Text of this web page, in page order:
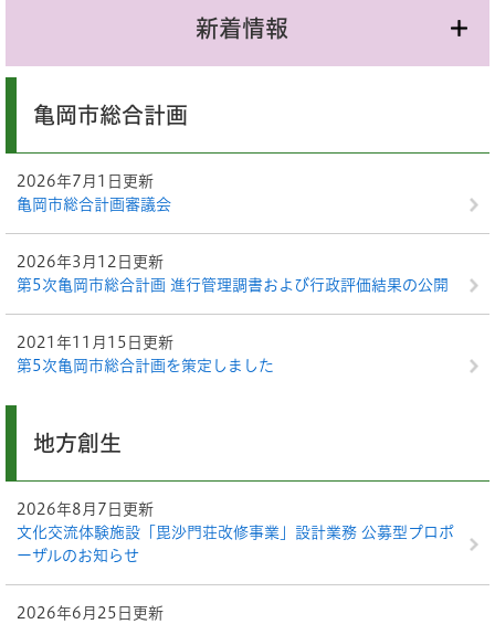
新着情報
亀岡市総合計画
2026年7月1日更新
亀岡市総合計画審議会
2026年3月12日更新
第5次亀岡市総合計画 進行管理調書および行政評価結果の公開
2021年11月15日更新
第5次亀岡市総合計画を策定しました
地方創生
2026年8月7日更新
文化交流体験施設「毘沙門荘改修事業」設計業務 公募型プロポ
ーザルのお知らせ
2026年6月25日更新